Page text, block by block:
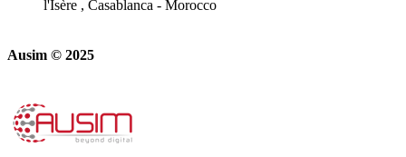
l'Isère , Casablanca - Morocco
Ausim © 2025